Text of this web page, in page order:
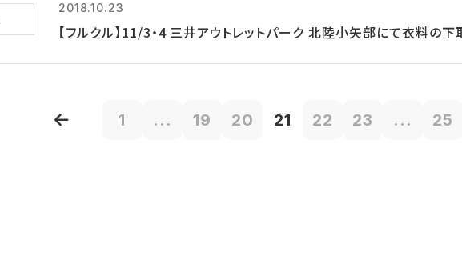
2018.10.23
【フルクル】11/3・4 三井アウトレットパーク 北陸小矢部にて衣料の下
1 ... 19 20 21 22 23 ... 25